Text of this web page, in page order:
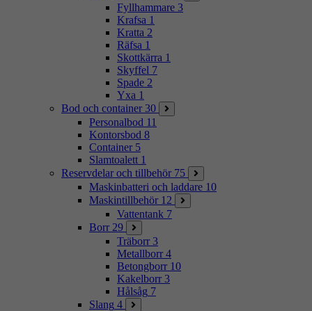
Fyllhammare 3
Krafsa 1
Kratta 2
Räfsa 1
Skottkärra 1
Skyffel 7
Spade 2
Yxa 1
Bod och container 30
Personalbod 11
Kontorsbod 8
Container 5
Slamtoalett 1
Reservdelar och tillbehör 75
Maskinbatteri och laddare 10
Maskintillbehör 12
Vattentank 7
Borr 29
Träborr 3
Metallborr 4
Betongborr 10
Kakelborr 3
Hålsåg 7
Slang 4